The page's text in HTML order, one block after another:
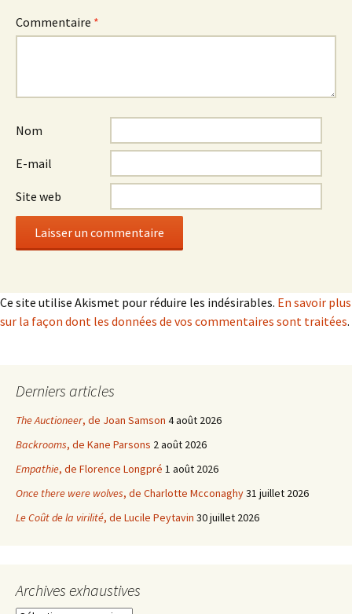
Commentaire *
Nom
E-mail
Site web
Ce site utilise Akismet pour réduire les indésirables. En savoir plus
sur la façon dont les données de vos commentaires sont traitées.
Derniers articles
The Auctioneer, de Joan Samson 4 août 2026
Backrooms, de Kane Parsons 2 août 2026
Empathie, de Florence Longpré 1 août 2026
Once there were wolves, de Charlotte Mcconaghy31 juillet 2026
Le Coût de la virilité, de Lucile Peytavin 30 juillet 2026
Archives exhaustives